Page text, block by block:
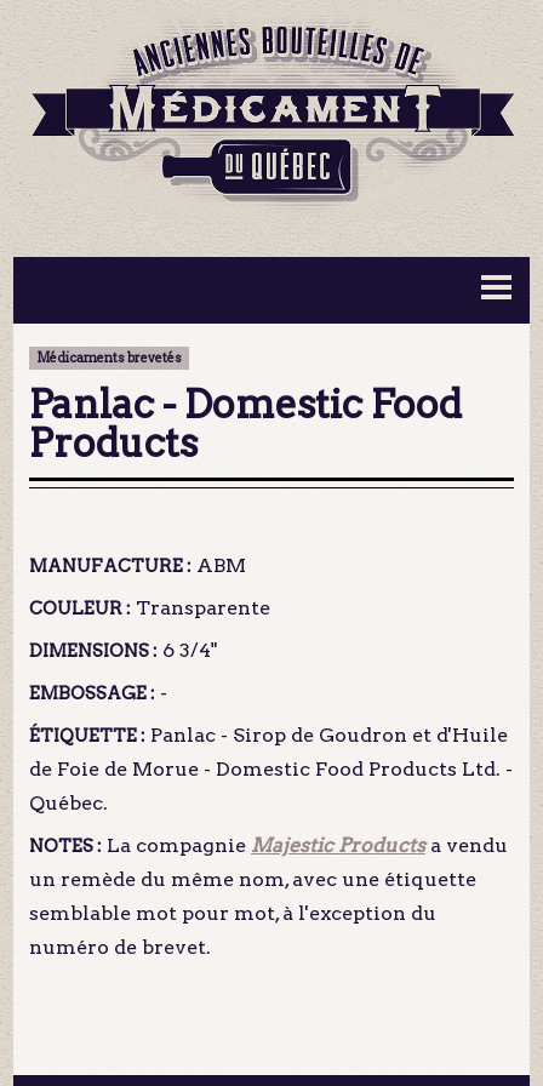
BOUTEILLES ▼
MA COLLECTION
CONTACT
Médicaments brevetés
Panlac - Domestic Food
Products
MANUFACTURE : ABM
COULEUR : Transparente
DIMENSIONS : 6 3/4"
EMBOSSAGE : -
ÉTIQUETTE : Panlac - Sirop de Goudron et d'Huile
de Foie de Morue - Domestic Food Products Ltd. -
Québec.
NOTES : La compagnie Majestic Productsa vendu
un remède du même nom, avec une étiquette
semblable mot pour mot, à l'exception du
numéro de brevet.